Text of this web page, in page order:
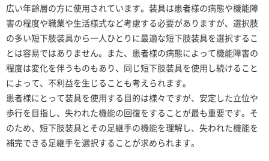
広い年齢層の方に使用されています。装具は患者様の病態や機能障
害の程度や職業や生活様式など考慮する必要がありますが、選択肢
の多い短下肢装具から一人ひとりに最適な短下肢装具を選択するこ
とは容易ではありません。また、患者様の病態によって機能障害の
程度は変化を伴うものもあり、同じ短下肢装具を使用し続けること
によって、不利益を生じることも考えられます。
患者様にとって装具を使用する目的は様々ですが、安定した立位や
歩行を目指し、失われた機能の回復をすることが最も重要です。そ
のため、短下肢装具とその足継手の機能を理解し、失われた機能を
補完できる足継手を選択することが求められます。